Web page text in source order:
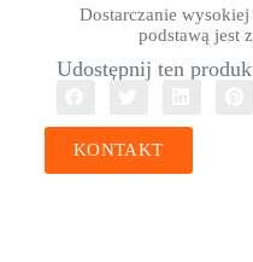
Dostarczanie
podstawą jest
Udostępnij ten
KONTAKT